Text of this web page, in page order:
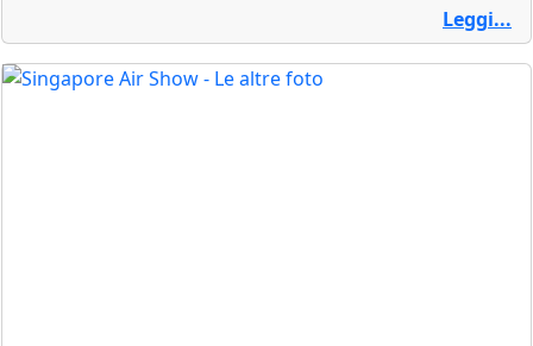
Leggi...